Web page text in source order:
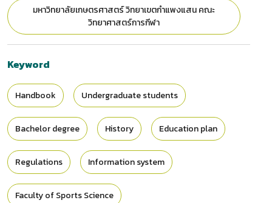
มหาวิทยาลัยเกษตรศาสตร์ วิทยาเขตกำแพงแสน คณะ
วิทยาศาสตร์การกีฬา
Keyword
Handbook Undergraduate students
Bachelor degree History Education plan
Regulations Information system
Faculty of Sports Science